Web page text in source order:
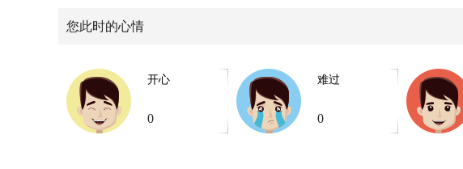
您此时的心情
开心
0
难过
0